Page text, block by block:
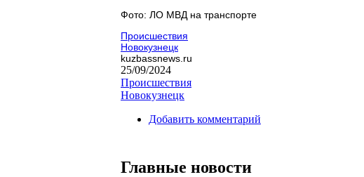
Фото: ЛО МВД на транспорте
Происшествия
Новокузнецк
kuzbassnews.ru
25/09/2024
Происшествия
Новокузнецк
Добавить комментарий
Главные новости